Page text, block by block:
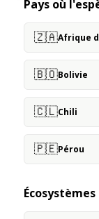
Pays où
🇿🇦Afrique
🇧🇴Bolivie
🇨🇱Chili
🇵🇪Pérou
Écosystèmes